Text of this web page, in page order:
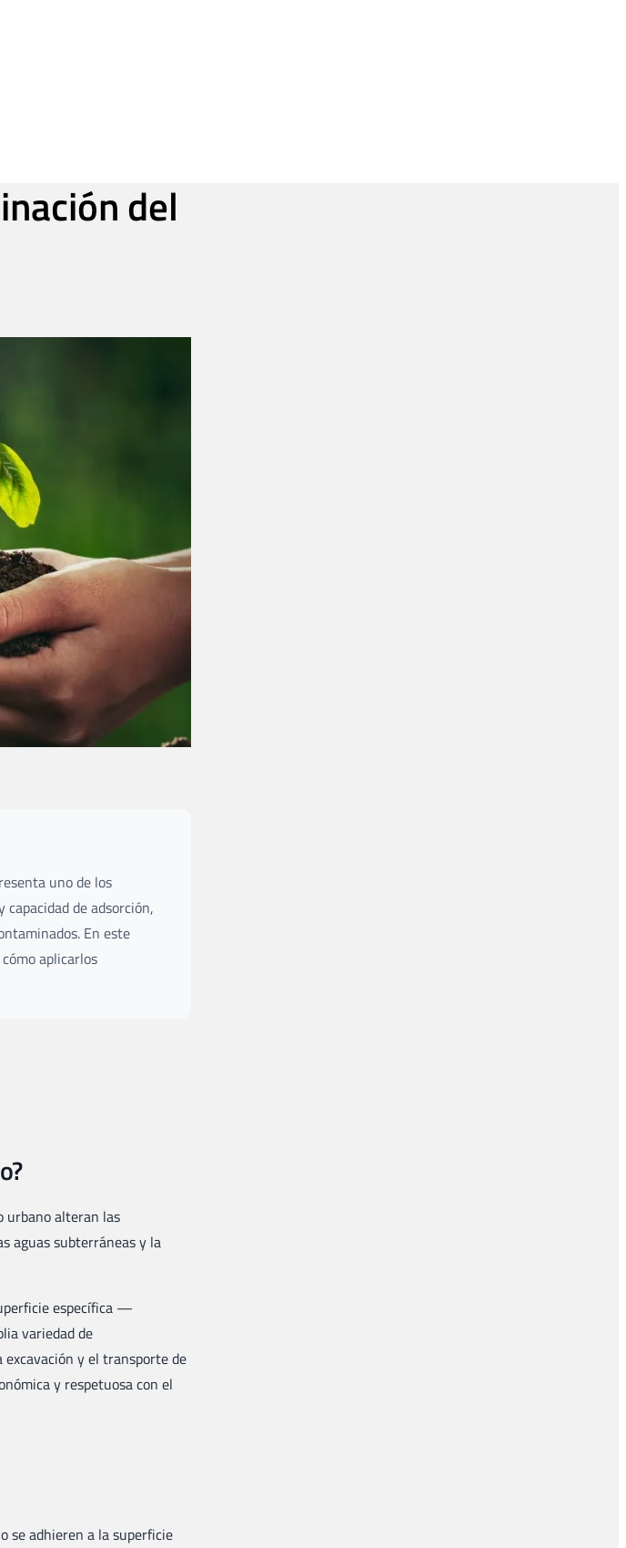
del
uno de los
de adsorción,
En este
aplicarlos
urbano alteran las
aguas subterráneas y la
específica —
variedad de
y el transporte de
y respetuosa con el
se adhieren a la superficie